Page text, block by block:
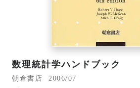
数理統計学ハンドブック
朝倉書店
2006/07